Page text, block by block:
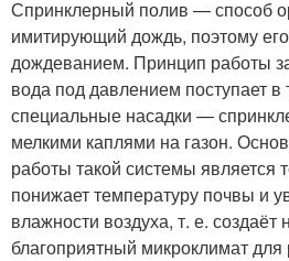
Спринклерный полив — способ
имитирующий дождь, поэтому
дождеванием. Принцип работы
вода под давлением поступает в
специальные насадки —
мелкими каплями на газон.
работы такой системы является
понижает температуру почвы и
влажности воздуха, т. е. создаёт
благоприятный микроклимат для